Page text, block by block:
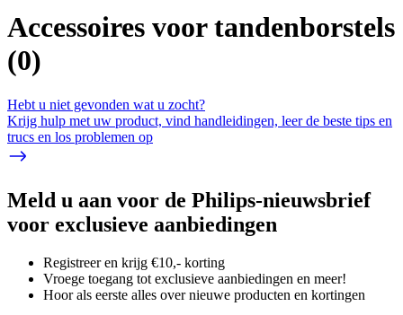
Accessoires voor tandenborstels
(0)
Hebt u niet gevonden wat u zocht?
Krijg hulp met uw product, vind handleidingen, leer de beste tips en
trucs en los problemen op
Meld u aan voor de Philips-nieuwsbrief
voor exclusieve aanbiedingen
Registreer en krijg €10,- korting
Vroege toegang tot exclusieve aanbiedingen en meer!
Hoor als eerste alles over nieuwe producten en kortingen